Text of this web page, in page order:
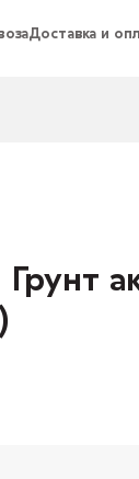
Доставка и
Грунт